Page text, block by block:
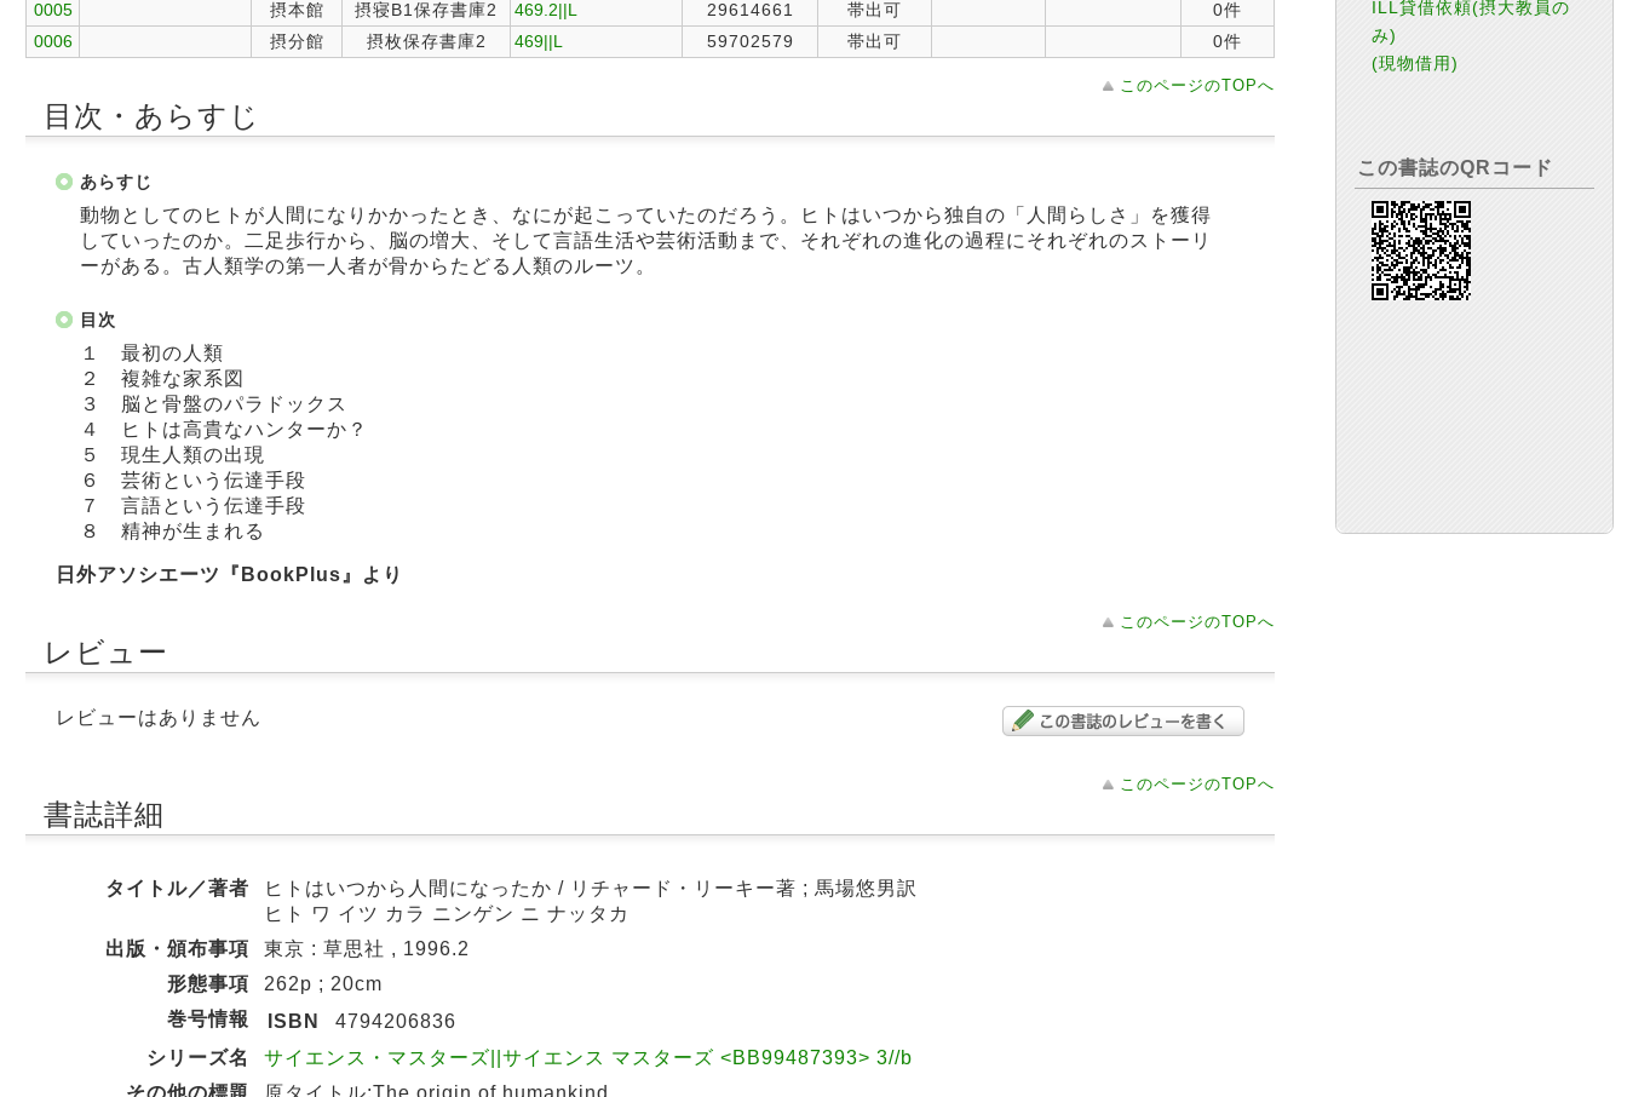
0005
摂本館 摂寝B1保存書庫2 469.2||L 29614661 帯出可
0件
0006
摂分館 摂枚保存書庫2 469||L 59702579 帯出可 0件
このページのTOPへ
目次・あらすじ
あらすじ
動物としてのヒトが人間になりかかったとき、なにが起こっていたのだろう。ヒトはいつから独自の「人間らしさ」を獲得
していったのか。二足歩行から、脳の増大、そして言語生活や芸術活動まで、それぞれの進化の過程にそれぞれのストーリ
ーがある。古人類学の第一人者が骨からたどる人類のルーツ。
目次
１ 最初の人類
２ 複雑な家系図
３ 脳と骨盤のパラドックス
４ ヒトは高貴なハンターか？
５ 現生人類の出現
６ 芸術という伝達手段
７ 言語という伝達手段
８ 精神が生まれる
日外アソシエーツ『BookPlus』より
このページのTOPへ
レビュー
レビューはありません
このページのTOPへ
書誌詳細
タイトル／著者
ヒトはいつから人間になったか / リチャード・リーキー著 ; 馬場悠男訳
ヒト ワ イツ カラ ニンゲン ニ ナッタカ
出版・頒布事項
東京 : 草思社 , 1996.2
形態事項
262p ; 20cm
巻号情報
ISBN
4794206836
シリーズ名
サイエンス・マスターズ||サイエンス マスターズ <BB99487393> 3//b
その他の標題
原タイトル:The origin of humankind
ILL貸借依頼(摂大教員の
み)
(現物借用)
この書誌のQRコード